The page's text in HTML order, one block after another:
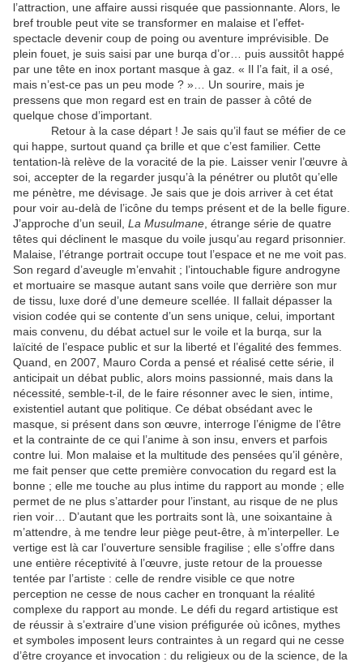
l’attraction, une affaire aussi risquée que passionnante. Alors, le
bref trouble peut vite se transformer en malaise et l’effet-
spectacle devenir coup de poing ou aventure imprévisible. De
plein fouet, je suis saisi par une burqa d’or… puis aussitôt happé
par une tête en inox portant masque à gaz. « Il l’a fait, il a osé,
mais n’est-ce pas un peu mode ? »… Un sourire, mais je
pressens que mon regard est en train de passer à côté de
quelque chose d’important.
Retour à la case départ ! Je sais qu’il faut se méfier de ce
qui happe, surtout quand ça brille et que c’est familier. Cette
tentation-là relève de la voracité de la pie. Laisser venir l’œuvre à
soi, accepter de la regarder jusqu’à la pénétrer ou plutôt qu’elle
me pénètre, me dévisage. Je sais que je dois arriver à cet état
pour voir au-delà de l’icône du temps présent et de la belle figure.
J’approche d’un seuil, La Musulmane , étrange série de quatre
têtes qui déclinent le masque du voile jusqu’au regard prisonnier.
Malaise, l’étrange portrait occupe tout l’espace et ne me voit pas.
Son regard d’aveugle m’envahit ; l’intouchable figure androgyne
et mortuaire se masque autant sans voile que derrière son mur
de tissu, luxe doré d’une demeure scellée. Il fallait dépasser la
vision codée qui se contente d’un sens unique, celui, important
mais convenu, du débat actuel sur le voile et la burqa, sur la
laïcité de l’espace public et sur la liberté et l’égalité des femmes.
Quand, en 2007, Mauro Corda a pensé et réalisé cette série, il
anticipait un débat public, alors moins passionné, mais dans la
nécessité, semble-t-il, de le faire résonner avec le sien, intime,
existentiel autant que politique. Ce débat obsédant avec le
masque, si présent dans son œuvre, interroge l’énigme de l’être
et la contrainte de ce qui l’anime à son insu, envers et parfois
contre lui. Mon malaise et la multitude des pensées qu’il génère,
me fait penser que cette première convocation du regard est la
bonne ; elle me touche au plus intime du rapport au monde ; elle
permet de ne plus s’attarder pour l’instant, au risque de ne plus
rien voir… D’autant que les portraits sont là, une soixantaine à
m’attendre, à me tendre leur piège peut-être, à m’interpeller. Le
vertige est là car l’ouverture sensible fragilise ; elle s’offre dans
une entière réceptivité à l’œuvre, juste retour de la prouesse
tentée par l’artiste : celle de rendre visible ce que notre
perception ne cesse de nous cacher en tronquant la réalité
complexe du rapport au monde. Le défi du regard artistique est
de réussir à s’extraire d’une vision préfigurée où icônes, mythes
et symboles imposent leurs contraintes à un regard qui ne cesse
d’être croyance et invocation : du religieux ou de la science, de la